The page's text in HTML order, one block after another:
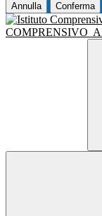
Annulla Conferma
COMPRENSIVO